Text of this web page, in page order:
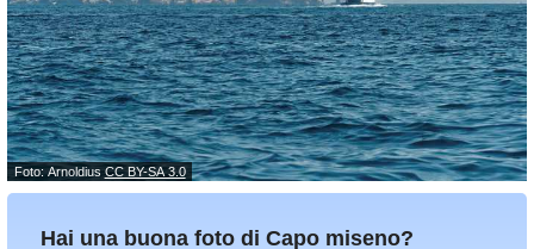
Foto: Arnoldius CC BY-SA 3.0
Hai una buona foto di Capo miseno?